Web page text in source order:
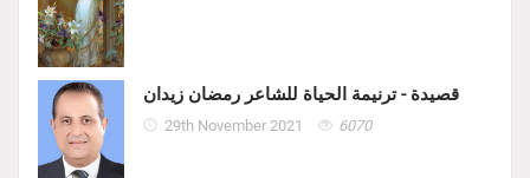
قصيدة - ترنيمة الحياة للشاعر رمضان زيدان
29th November 2021 6070